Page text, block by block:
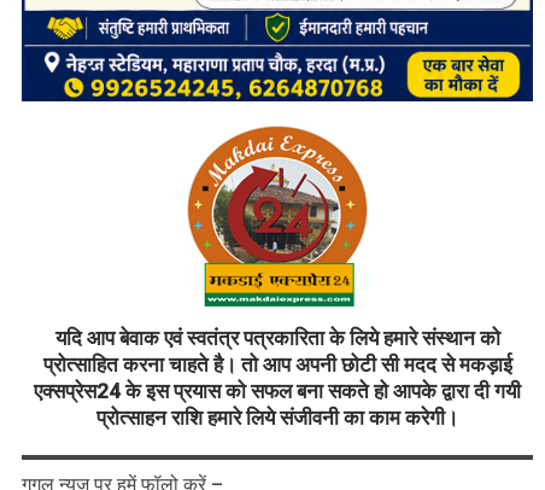
यदि आप बेवाक एवं स्वतंत्र पत्रकारिता के लिये हमारे संस्थान को
प्रोत्साहित करना चाहते है। तो आप अपनी छोटी सी मदद से मकड़ाई
एक्सप्रेस24 के इस प्रयास को सफल बना सकते हो आपके द्वारा दी गयी
प्रोत्साहन राशि हमारे लिये संजीवनी का काम करेगी।
गूगल न्यूज़ पर हमें फॉलो करें –